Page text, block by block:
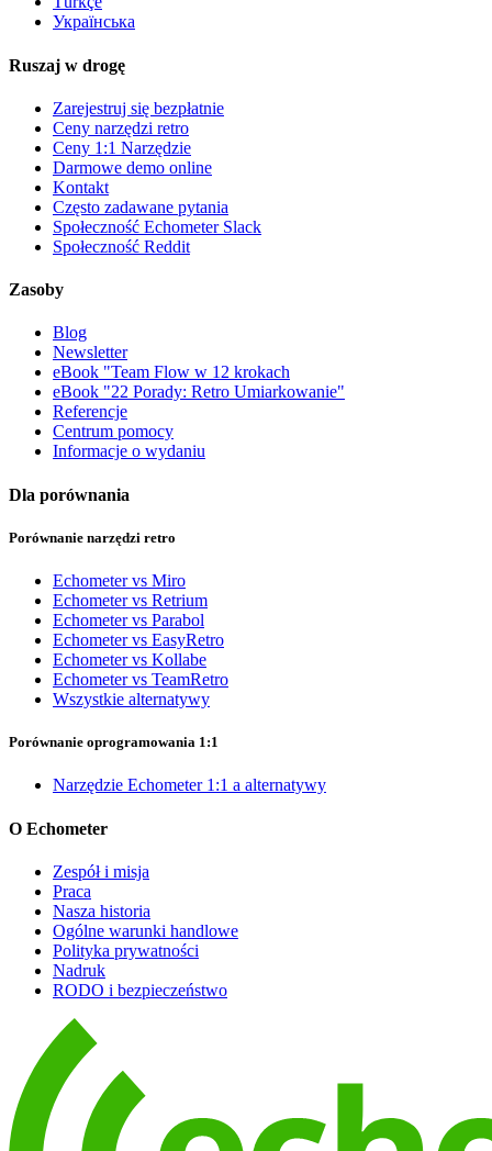
Українська
Ruszaj w drogę
Zarejestruj się bezpłatnie
Ceny narzędzi retro
Ceny 1:1 Narzędzie
Darmowe demo online
Kontakt
Często zadawane pytania
Społeczność Echometer Slack
Społeczność Reddit
Zasoby
Blog
Newsletter
eBook "Team Flow w 12 krokach
eBook "22 Porady: Retro Umiarkowanie"
Referencje
Centrum pomocy
Informacje o wydaniu
Dla porównania
Porównanie narzędzi retro
Echometer vs Miro
Echometer vs Retrium
Echometer vs Parabol
Echometer vs EasyRetro
Echometer vs Kollabe
Echometer vs TeamRetro
Wszystkie alternatywy
Porównanie oprogramowania 1:1
Narzędzie Echometer 1:1 a alternatywy
O Echometer
Zespół i misja
Praca
Nasza historia
Ogólne warunki handlowe
Polityka prywatności
Nadruk
RODO i bezpieczeństwo